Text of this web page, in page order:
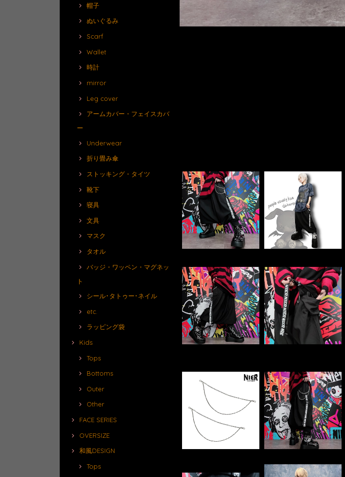
帽子
ぬいぐるみ
Scarf
Wallet
時計
mirror
Leg cover
アームカバー・フェイスカバ
ー
Underwear
折り畳み傘
ストッキング・タイツ
靴下
寝具
文具
マスク
タオル
バッジ・ワッペン・マグネッ
ト
シール･タトゥー･ネイル
etc.
ラッピング袋
Kids
Tops
Bottoms
Outer
Other
FACE SERIES
OVERSIZE
和風DESIGN
Tops